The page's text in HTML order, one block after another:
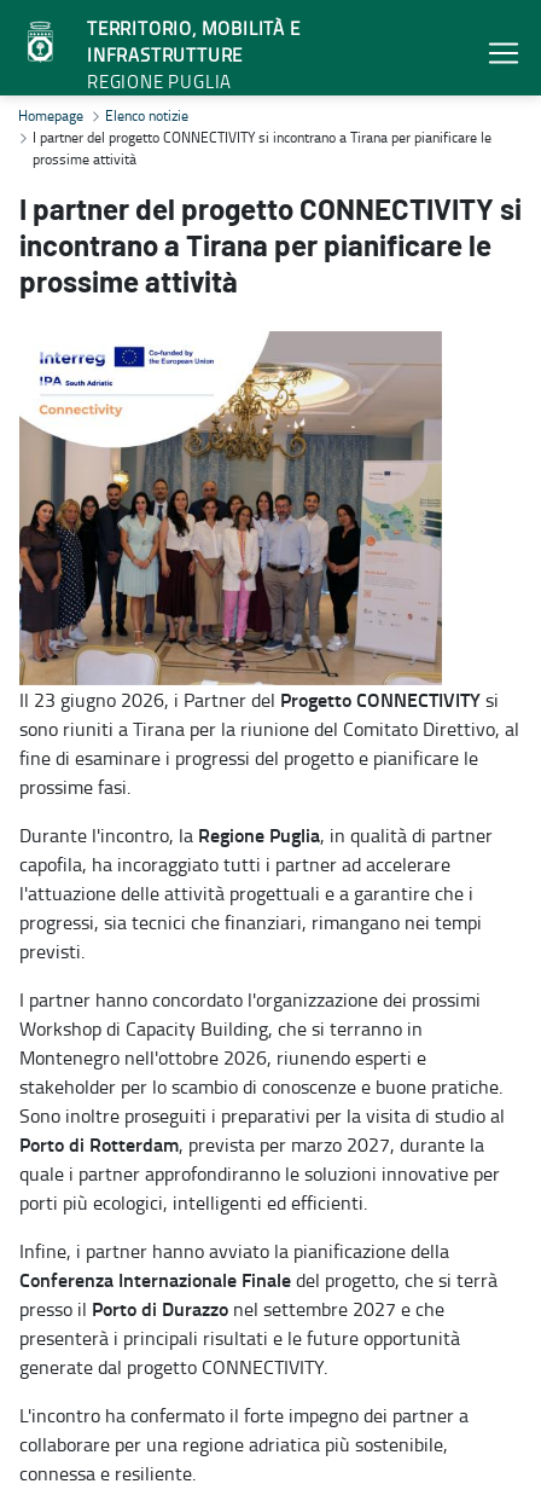
TERRITORIO, MOBILITÀ E
INFRASTRUTTURE
REGIONE PUGLIA
I partner del progetto CONNECTIVITY si incontrano a Tirana
Homepage
Elenco notizie
I partner del progetto CONNECTIVITY si incontrano a Tirana per pianificare le
prossime attività
I partner del progetto CONNECTIVITY si
incontrano a Tirana per pianificare le
prossime attività
Il 23 giugno 2026, i Partner del Progetto CONNECTIVITYsi
sono riuniti a Tirana per la riunione del Comitato Direttivo, al
fine di esaminare i progressi del progetto e pianificare le
prossime fasi.
Durante l'incontro, la Regione Puglia, in qualità di partner
capofila, ha incoraggiato tutti i partner ad accelerare
l'attuazione delle attività progettuali e a garantire che i
progressi, sia tecnici che finanziari, rimangano nei tempi
previsti.
I partner hanno concordato l'organizzazione dei prossimi
Workshop di Capacity Building, che si terranno in
Montenegro nell'ottobre 2026, riunendo esperti e
stakeholder per lo scambio di conoscenze e buone pratiche.
Sono inoltre proseguiti i preparativi per la visita di studio al
Porto di Rotterdam, prevista per marzo 2027, durante la
quale i partner approfondiranno le soluzioni innovative per
porti più ecologici, intelligenti ed efficienti.
Infine, i partner hanno avviato la pianificazione della
Conferenza Internazionale Finaledel progetto, che si terrà
presso il Porto di Durazzo nel settembre 2027 e che
presenterà i principali risultati e le future opportunità
generate dal progetto CONNECTIVITY.
L'incontro ha confermato il forte impegno dei partner a
collaborare per una regione adriatica più sostenibile,
connessa e resiliente.